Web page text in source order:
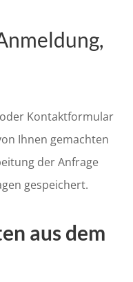
Kontaktformular
Ihnen gemachten
der Anfrage
gespeichert.
aus dem